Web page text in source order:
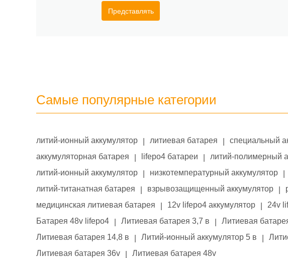
Представлять
Самые популярные категории
литий-ионный аккумулятор литиевая батарея специальный
аккумуляторная батарея
lifepo4 батареи литий-полимерный
литий-ионный аккумулятор
низкотемпературный аккумулятор
литий-титанатная батарея
взрывозащищенный аккумулятор
медицинская литиевая батарея
12v lifepo4 аккумулятор 24v
Батарея 48v lifepo4
Литиевая батарея 3,7 в Литиевая
Литиевая батарея 14,8 в
Литий-ионный аккумулятор 5 в
Литиевая батарея 36v
Литиевая батарея 48v